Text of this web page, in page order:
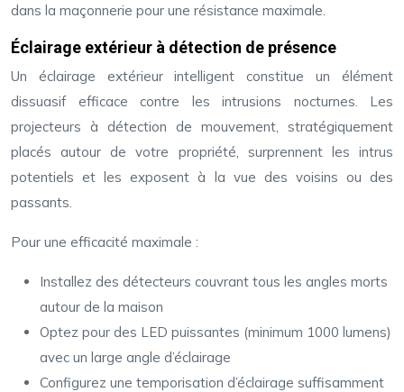
dans la maçonnerie pour une résistance maximale.
Éclairage extérieur à détection de présence
Un éclairage extérieur intelligent constitue un élément
dissuasif efficace contre les intrusions nocturnes. Les
projecteurs à détection de mouvement, stratégiquement
placés autour de votre propriété, surprennent les intrus
potentiels et les exposent à la vue des voisins ou des
passants.
Pour une efficacité maximale :
Installez des détecteurs couvrant tous les angles morts
autour de la maison
Optez pour des LED puissantes (minimum 1000 lumens)
avec un large angle d’éclairage
Configurez une temporisation d’éclairage suffisamment